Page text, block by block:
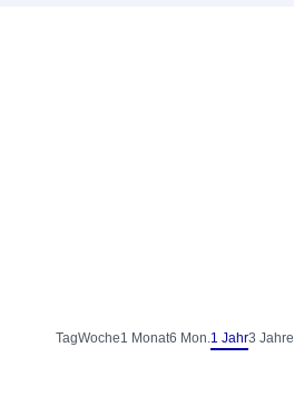
TagWoche1 Monat6 Mon.1 Jahr3 Jahre